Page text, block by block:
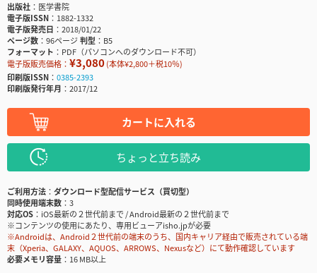
出版社
医学書院
電子版ISSN
1882-1332
電子版発売日
2018/01/22
ページ数
96ページ判型
B5
フォーマット
PDF（パソコンへのダウンロード不可）
電子版販売価格： ¥3,080(本体¥2,800＋税10％)
印刷版ISSN
0385-2393
印刷版発行年月
2017/12
カートに入れる
ちょっと立ち読み
ご利用方法
ダウンロード型配信サービス（買切型）
同時使用端末数
3
対応OS
iOS最新の２世代前まで / Android最新の２世代前まで
※コンテンツの使用にあたり、専用ビューアisho.jpが必要
※Androidは、Android２世代前の端末のうち、国内キャリア経由で販売されている端
末（Xperia、GALAXY、AQUOS、ARROWS、Nexusなど）にて動作確認しています
必要メモリ容量
16 MB以上